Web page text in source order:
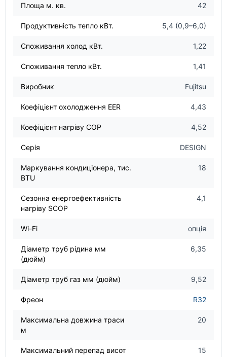
Площа м. кв. 42
Продуктивність тепло кВт. 5,4 (0,9–6,0)
Споживання холод кВт. 1,22
Споживання тепло кВт. 1,41
Виробник Fujitsu
Коефіцієнт охолодження EER 4,43
Коефіцієнт нагріву COP 4,52
Серія DESIGN
Маркування кондиціонера, тис.
BTU
18
Сезонна енергоефективність
нагріву SCOP
4,1
Wi-Fi опція
Діаметр труб рідина мм
(дюйм)
6,35
Діаметр труб газ мм (дюйм) 9,52
Фреон R32
Максимальна довжина траси
м
20
Максимальний перепад висот
15